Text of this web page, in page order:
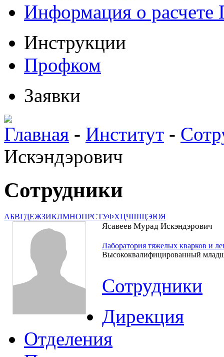
Информация о
Инструкции
Профком
Заявки
Главная - Институт -
Искэндэрович
Сотрудники
АБВГДЕЖЗИКЛМНОПРСТУФХЦЧШЩЭЮЯ
Ясавеев Мурад Искэндэрович
Лаборатория тяжелых кварков и
Высококвалифицированный
Сотрудники
Дирекция
Отделения